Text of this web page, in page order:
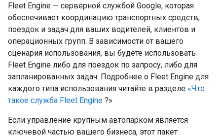
Fleet Engine — серверной службой Google, которая
обеспечивает координацию транспортных средств,
поездок и задач для ваших водителей, клиентов и
операционных групп. В зависимости от вашего
сценария использования, вы будете использовать
Fleet Engine либо для поездок по запросу, либо для
запланированных задач. Подробнее о Fleet Engine для
каждого типа использования читайте в разделе «Что
такое служба Fleet Engine ?»
Если управление крупным автопарком является
ключевой частью вашего бизнеса, этот пакет